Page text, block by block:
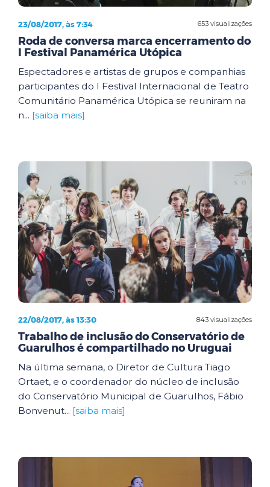
653 visualizações
23/08/2017, às 7:34
Roda de conversa marca encerramento do
I Festival Panamérica Utópica
Espectadores e artistas de grupos e companhias
participantes do I Festival Internacional de Teatro
Comunitário Panamérica Utópica se reuniram na
n... [saiba mais]
843 visualizações
22/08/2017, às 13:30
Trabalho de inclusão do Conservatório de
Guarulhos é compartilhado no Uruguai
Na última semana, o Diretor de Cultura Tiago
Ortaet, e o coordenador do núcleo de inclusão
do Conservatório Municipal de Guarulhos, Fábio
Bonvenut... [saiba mais]